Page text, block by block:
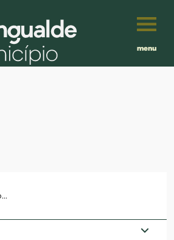
menu
Português